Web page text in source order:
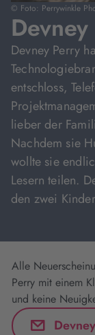
© Foto: Perrywinkle
Devney Perry
entschloss,
lieber der
Nachdem sie
wollte sie
Lesern teilen.
den zwei
Alle
Perry mit einem
und keine